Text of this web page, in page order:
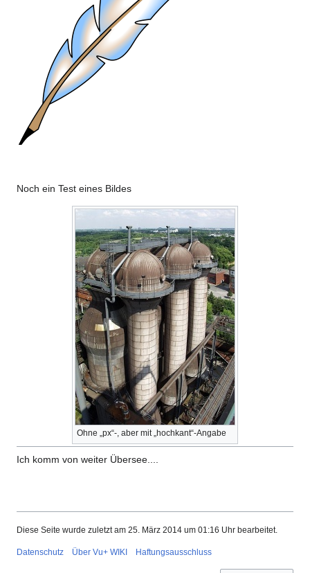
Noch ein Test eines Bildes
Ohne „px“-, aber mit „hochkant“-Angabe
Ich komm von weiter Übersee....
Diese Seite wurde zuletzt am 25. März 2014 um 01:16 Uhr bearbeitet.
Datenschutz Über Vu+ WIKI Haftungsausschluss